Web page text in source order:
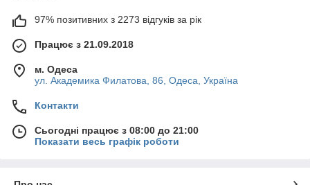
97% позитивних з 2273 відгуків за рік
Працює з 21.09.2018
м. Одеса
ул. Академика Филатова, 86, Одеса, Україна
Контакти
Сьогодні працює з 08:00 до 21:00
Показати весь графік роботи